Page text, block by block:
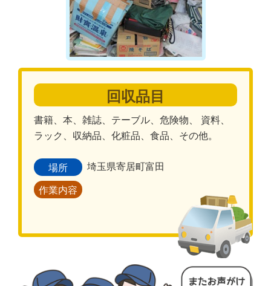
回収品目
書籍、本、雑誌、テーブル、危険物、 資料、
ラック、収納品、化粧品、食品、その他。
場所 埼玉県寄居町富田
作業内容